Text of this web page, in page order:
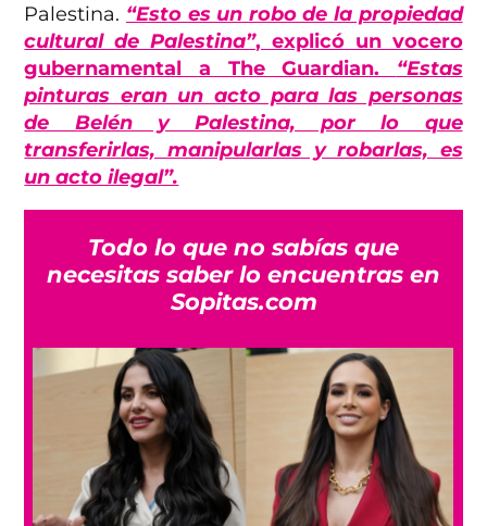
Palestina. “Esto es un robo de la propiedad
cultural de Palestina”, explicó un vocero
gubernamental a The Guardian. “Estas
pinturas eran un acto para las personas
de Belén y Palestina, por lo que
transferirlas, manipularlas y robarlas, es
un acto ilegal”.
Todo lo que no sabías que
necesitas saber lo encuentras en
Sopitas.com